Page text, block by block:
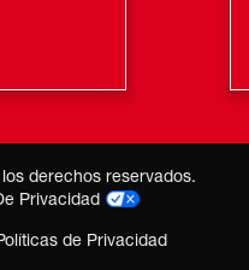
derechos reservados.
Privacidad
de Privacidad